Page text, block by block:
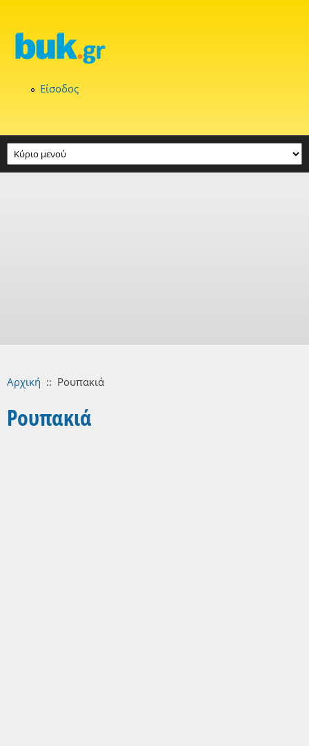
Είσοδος
Αρχική :: Ρουπακιά
Ρουπακιά